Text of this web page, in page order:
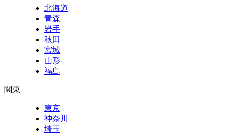
北海道
青森
岩手
秋田
宮城
山形
福島
関東
東京
神奈川
埼玉